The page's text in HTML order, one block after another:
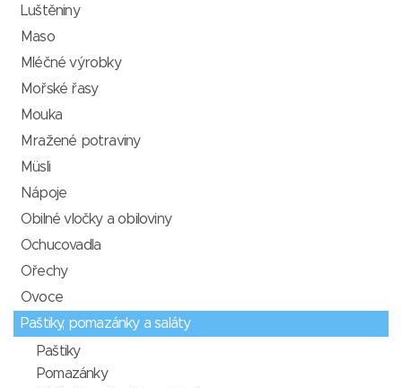
Luštěniny
Maso
Mléčné výrobky
Mořské řasy
Mouka
Mražené potraviny
Müsli
Nápoje
Obilné vločky a obiloviny
Ochucovadla
Ořechy
Ovoce
Paštiky, pomazánky a saláty
Paštiky
Pomazánky